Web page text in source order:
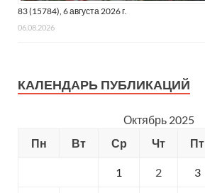
83 (15784), 6 августа 2026 г.
06.08.2026
КАЛЕНДАРЬ ПУБЛИКАЦИЙ
Октябрь 2025
Пн
Вт Ср Чт Пт
1 2 3